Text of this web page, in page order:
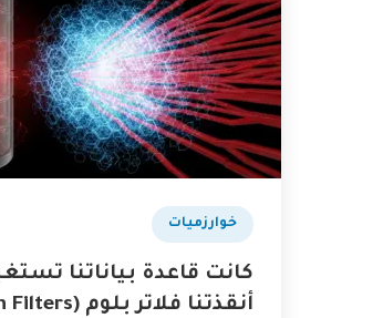
خوارزميات
كانت قاعدة بياناتنا